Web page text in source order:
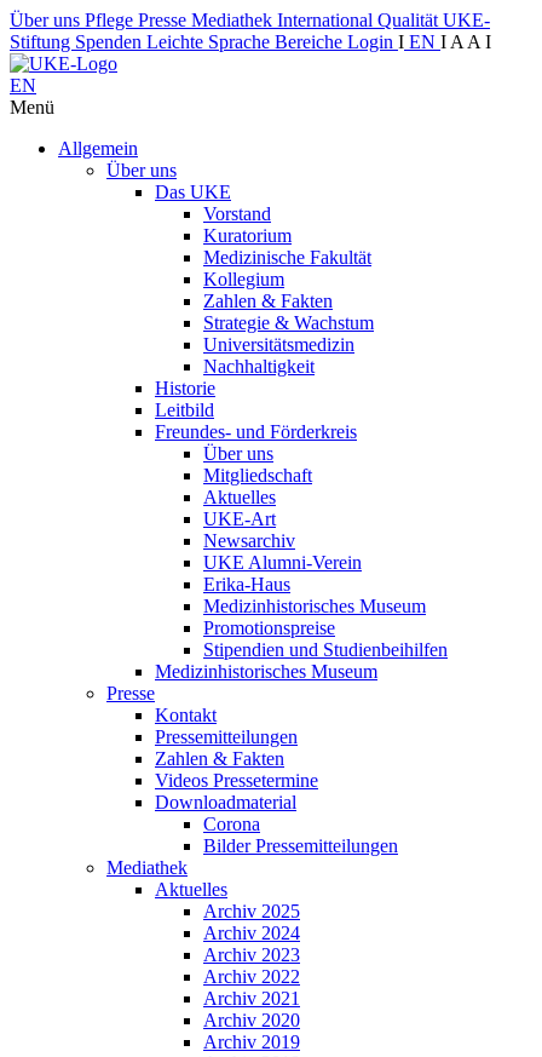
Über uns Pflege Presse Mediathek International Qualität UKE-
Stiftung Spenden Leichte Sprache Bereiche Login I EN I A A I
EN
Menü
Allgemein
Über uns
Das UKE
Vorstand
Kuratorium
Medizinische Fakultät
Kollegium
Zahlen & Fakten
Strategie & Wachstum
Universitätsmedizin
Nachhaltigkeit
Historie
Leitbild
Freundes- und Förderkreis
Über uns
Mitgliedschaft
Aktuelles
UKE-Art
Newsarchiv
UKE Alumni-Verein
Erika-Haus
Medizinhistorisches Museum
Promotionspreise
Stipendien und Studienbeihilfen
Medizinhistorisches Museum
Presse
Kontakt
Pressemitteilungen
Zahlen & Fakten
Videos Pressetermine
Downloadmaterial
Corona
Bilder Pressemitteilungen
Mediathek
Aktuelles
Archiv 2025
Archiv 2024
Archiv 2023
Archiv 2022
Archiv 2021
Archiv 2020
Archiv 2019